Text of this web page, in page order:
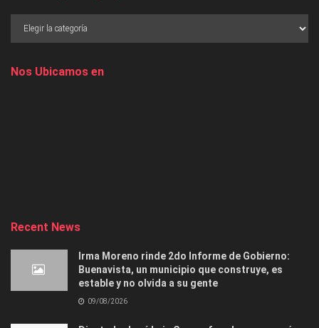
Nos Ubicamos en
Recent News
Irma Moreno rinde 2do Informe de Gobierno:
Buenavista, un municipio que construye, es
estable y no olvida a su gente
09/08/2026